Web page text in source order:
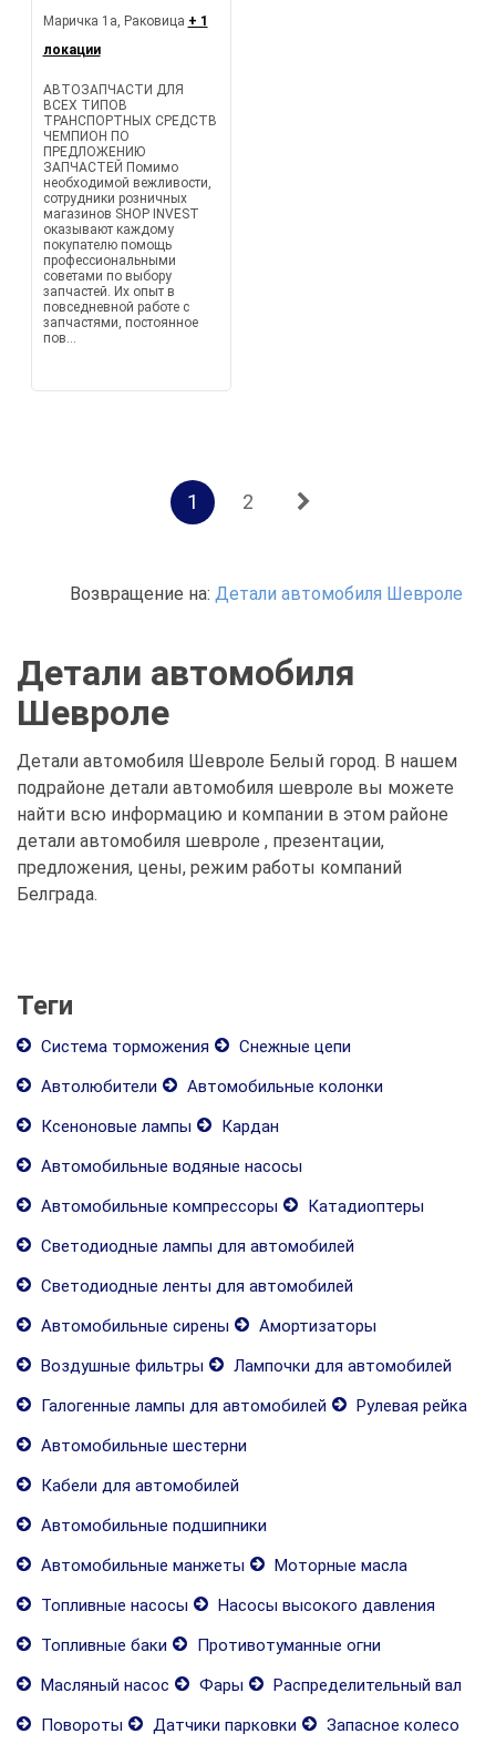
Маричка 1а, Раковица + 1
локации
АВТОЗАПЧАСТИ ДЛЯ
ВСЕХ ТИПОВ
ТРАНСПОРТНЫХ СРЕДСТВ
ЧЕМПИОН ПО
ПРЕДЛОЖЕНИЮ
ЗАПЧАСТЕЙ Помимо
необходимой вежливости,
сотрудники розничных
магазинов SHOP INVEST
оказывают каждому
покупателю помощь
профессиональными
советами по выбору
запчастей. Их опыт в
повседневной работе с
запчастями, постоянное
пов...
1 2
Возвращение на: Детали автомобиля Шевроле
Детали автомобиля
Шевроле
Детали автомобиля Шевроле Белый город. В нашем
подрайоне детали автомобиля шевроле вы можете
найти всю информацию и компании в этом районе
детали автомобиля шевроле , презентации,
предложения, цены, режим работы компаний
Белграда.
Теги
Система торможения
Снежные цепи
Автолюбители
Автомобильные колонки
Ксеноновые лампы
Кардан
Автомобильные водяные насосы
Автомобильные компрессоры
Катадиоптеры
Светодиодные лампы для автомобилей
Светодиодные ленты для автомобилей
Автомобильные сирены
Амортизаторы
Воздушные фильтры
Лампочки для автомобилей
Галогенные лампы для автомобилей
Рулевая рейка
Автомобильные шестерни
Кабели для автомобилей
Автомобильные подшипники
Автомобильные манжеты
Моторные масла
Топливные насосы
Насосы высокого давления
Топливные баки
Противотуманные огни
Масляный насос
Фары
Распределительный вал
Повороты
Датчики парковки
Запасное колесо